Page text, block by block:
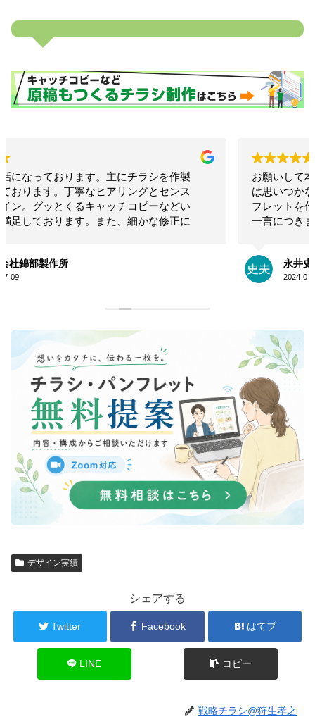
お願いして本当に良かった！！相談したらこちらで
は思いつかないような構成でインパクトのあるリー
フレットを作ってくださいました！！素晴らしいの
一言につきます！！今後も何かの時にお願いしたい
永井史夫
デザイン実績
シェアする
Twitter Facebook はてブ
LINE コピー
戦略チラシ@狩生孝之